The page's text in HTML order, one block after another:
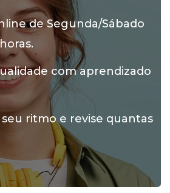
de Segunda/Sábado
com aprendizado
ritmo e revise quantas